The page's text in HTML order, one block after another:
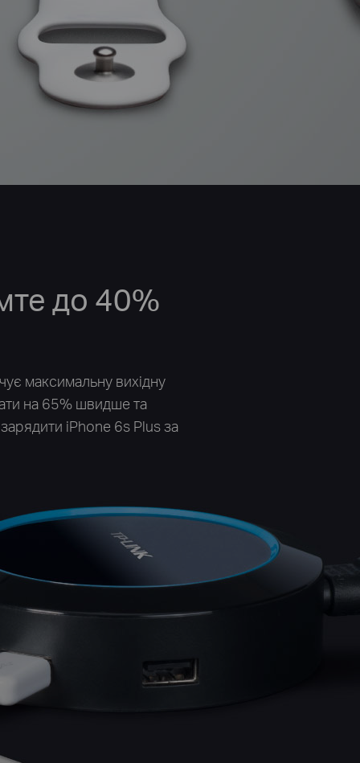
до 40%
максимальну вихідну
на 65% швидше та
iPhone 6s Plus за